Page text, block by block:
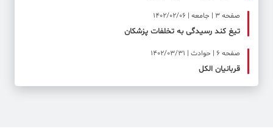
صفحه ۳ | جامعه | 1402/02/06
تیغ کند رسیدگی به تخلفات پزشکان
صفحه ۶ | حوادث | 1402/03/31
قربانیان الکل